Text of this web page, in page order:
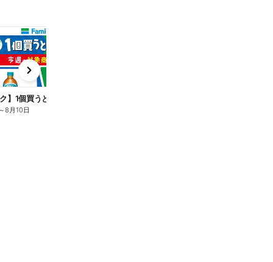
ク】1個買うと1個もらえる/麦茶
～8月10日
e
x
t